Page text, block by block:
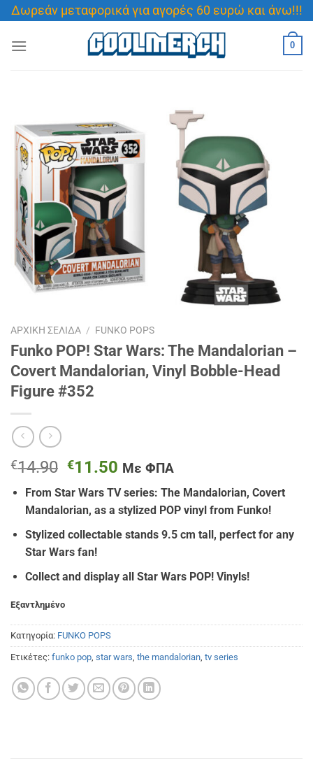
Μετάβαση
στο
περιεχόμενο
Δωρεάν μεταφορικά για αγορές 60 ευρώ και άνω!!!
0
ΑΡΧΙΚΉ ΣΕΛΊΔΑ / FUNKO POPS
Funko POP! Star Wars: The Mandalorian –
Covert Mandalorian, Vinyl Bobble-Head
Figure #352
€14.90 Original
price
was:
€14.90.
€11.50 Η
τρέχουσα
τιμή
είναι:
€11.50.
Με ΦΠΑ
From Star Wars TV series: The Mandalorian, Covert
Mandalorian, as a stylized POP vinyl from Funko!
Stylized collectable stands 9.5 cm tall, perfect for any
Star Wars fan!
Collect and display all Star Wars POP! Vinyls!
Εξαντλημένο
Κατηγορία: FUNKO POPS
Ετικέτες: funko pop, star wars, the mandalorian, tv series